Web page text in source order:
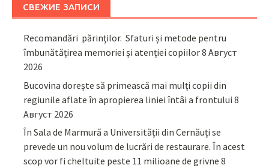
СВЕЖИЕ ЗАПИСИ
Recomandări părinţilor. Sfaturi și metode pentru
îmbunătățirea memoriei și atenției copiilor8 Август
2026
Bucovina dorește să primească mai mulți copii din
regiunile aflate în apropierea liniei întâi a frontului 8
Август 2026
În Sala de Marmură a Universității din Cernăuți se
prevede un nou volum de lucrări de restaurare. În acest
scop vor fi cheltuite peste 11 milioane de grivne 8